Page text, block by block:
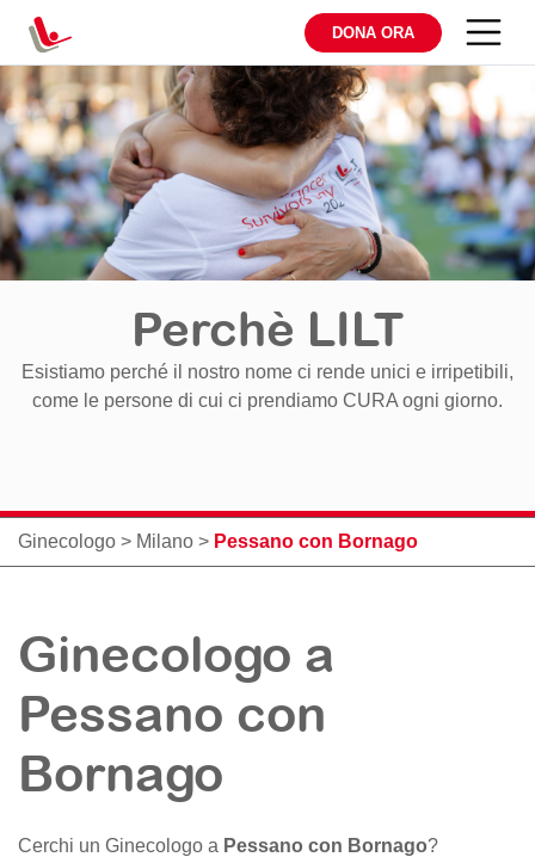
DONA ORA
Perchè LILT
Esistiamo perché il nostro nome ci rende unici e irripetibili,
come le persone di cui ci prendiamo CURA ogni giorno.
Ginecologo > Milano > Pessano con Bornago
Ginecologo a
Pessano con
Bornago
Cerchi un Ginecologo a Pessano con Bornago?